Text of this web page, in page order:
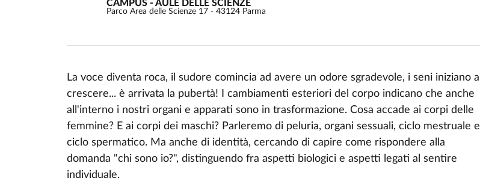
CAMPUS - AULE DELLE SCIENZE
Parco Area delle Scienze 17 - 43124 Parma
Event description
La voce diventa roca, il sudore comincia ad avere un odore sgradevole, i seni iniziano a
crescere... è arrivata la pubertà! I cambiamenti esteriori del corpo indicano che anche
all'interno i nostri organi e apparati sono in trasformazione. Cosa accade ai corpi delle
femmine? E ai corpi dei maschi? Parleremo di peluria, organi sessuali, ciclo mestruale e
ciclo spermatico. Ma anche di identità, cercando di capire come rispondere alla
domanda "chi sono io?", distinguendo fra aspetti biologici e aspetti legati al sentire
individuale.